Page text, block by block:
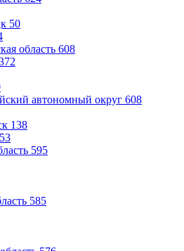
50
область 608
автономный округ 608
138
53
595
585